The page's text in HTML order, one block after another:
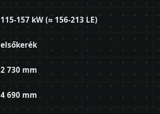
115-157 kW (≈ 156-213 LE)
elsőkerék
2 730 mm
4 690 mm